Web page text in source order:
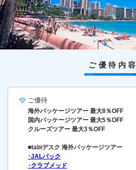
ご優待内容
ご優待
海外パッケージツアー 最大8％OFF
国内パッケージツアー 最大5％OFF
クルーズツアー 最大3％OFF
■tabiデスク 海外パッケージツアー
･JALパック
･クラブメッド